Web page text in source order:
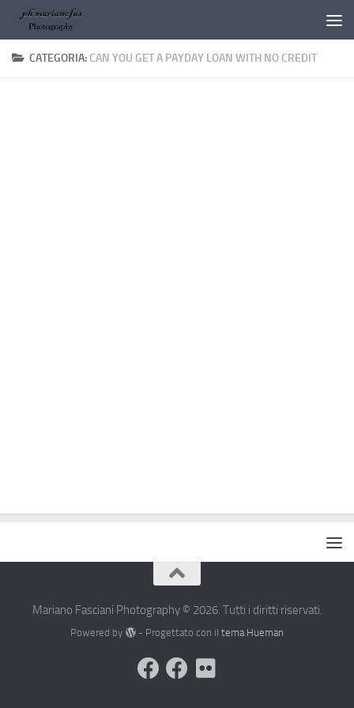
Salta al contenuto
CATEGORIA: CAN YOU GET A PAYDAY LOAN WITH NO CREDIT
Mariano Fasciani Photography © 2026. Tutti i diritti riservati.
Powered by - Progettato con il tema Hueman